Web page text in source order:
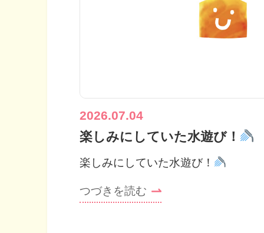
2026.07.04
楽しみにしていた水遊び！
楽しみにしていた水遊び！
つづきを読む